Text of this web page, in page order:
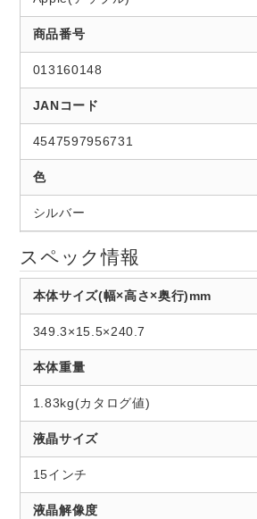
商品番号
013160148
JANコード
4547597956731
色
シルバー
スペック情報
本体サイズ(幅×高さ×奥行)mm
349.3×15.5×240.7
本体重量
1.83kg(カタログ値)
液晶サイズ
15インチ
液晶解像度